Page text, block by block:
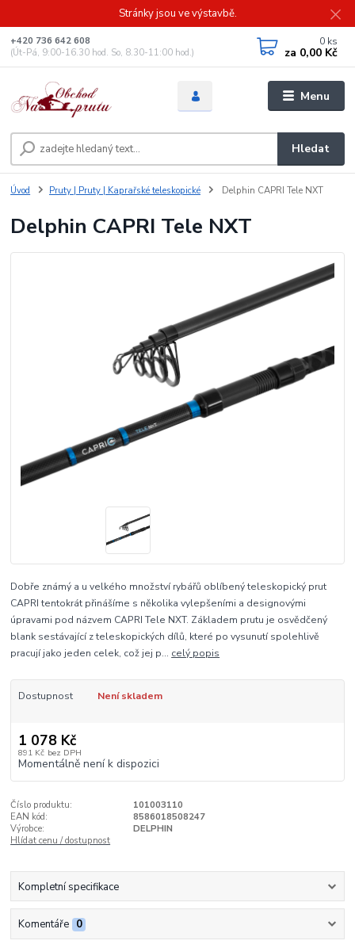
Stránky jsou ve výstavbě.
Menu
Hledat
+420 736 642 608
(Út-Pá, 9:00-16.30 hod. So, 8.30-11:00 hod.)
0 ks
za 0,00 Kč
Úvod Pruty | Pruty | Kaprařské teleskopické Delphin CAPRI Tele NXT
Delphin CAPRI Tele NXT
Dobře známý a u velkého množství rybářů oblíbený teleskopický prut
CAPRI tentokrát přinášíme s několika vylepšeními a designovými
úpravami pod názvem CAPRI Tele NXT. Základem prutu je osvědčený
blank sestávající z teleskopických dílů, které po vysunutí spolehlivě
pracují jako jeden celek, což jej p... celý popis
Dostupnost Není skladem
1 078 Kč
891 Kč bez DPH
Momentálně není k dispozici
Číslo produktu:
101003110
EAN kód:
8586018508247
Výrobce:
DELPHIN
Hlídat cenu / dostupnost
Kompletní specifikace
Komentáře 0